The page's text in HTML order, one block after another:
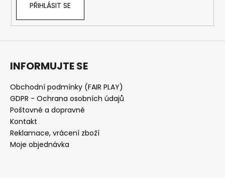
PŘIHLÁSIT SE
INFORMUJTE SE
Obchodní podmínky (FAIR PLAY)
GDPR - Ochrana osobních údajů
Poštovné a dopravné
Kontakt
Reklamace, vrácení zboží
Moje objednávka